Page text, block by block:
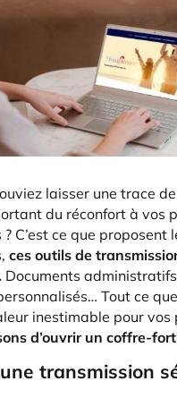
laisser une trace
du réconfort à vos
C’est ce que proposent
ces outils de
Documents
Tout ce
inestimable pour vos
d’ouvrir un coffre-
transmission